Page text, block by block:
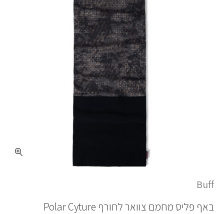
Buff
באף פליס מחמם צוואר לחורף Polar Cyture